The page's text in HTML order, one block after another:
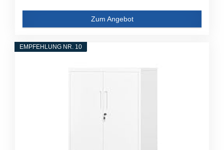
Zum Angebot
EMPFEHLUNG NR. 10